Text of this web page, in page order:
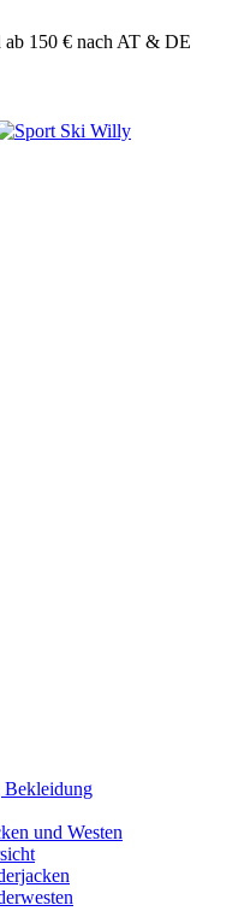
ab 150 € nach AT & DE
Bekleidung
und Westen